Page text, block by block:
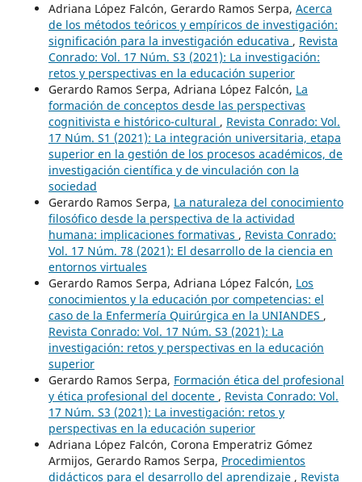
Adriana López Falcón, Gerardo Ramos Serpa, Acerca
de los métodos teóricos y empíricos de investigación:
significación para la investigación educativa , Revista
Conrado: Vol. 17 Núm. S3 (2021): La investigación:
retos y perspectivas en la educación superior
Gerardo Ramos Serpa, Adriana López Falcón, La
formación de conceptos desde las perspectivas
cognitivista e histórico-cultural , Revista Conrado: Vol.
17 Núm. S1 (2021): La integración universitaria, etapa
superior en la gestión de los procesos académicos, de
investigación científica y de vinculación con la
sociedad
Gerardo Ramos Serpa, La naturaleza del conocimiento
filosófico desde la perspectiva de la actividad
humana: implicaciones formativas , Revista Conrado:
Vol. 17 Núm. 78 (2021): El desarrollo de la ciencia en
entornos virtuales
Gerardo Ramos Serpa, Adriana López Falcón, Los
conocimientos y la educación por competencias: el
caso de la Enfermería Quirúrgica en la UNIANDES ,
Revista Conrado: Vol. 17 Núm. S3 (2021): La
investigación: retos y perspectivas en la educación
superior
Gerardo Ramos Serpa, Formación ética del profesional
y ética profesional del docente , Revista Conrado: Vol.
17 Núm. S3 (2021): La investigación: retos y
perspectivas en la educación superior
Adriana López Falcón, Corona Emperatriz Gómez
Armijos, Gerardo Ramos Serpa, Procedimientos
didácticos para el desarrollo del aprendizaje , Revista